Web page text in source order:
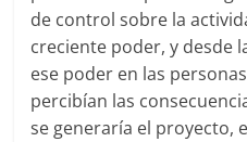
de control sobre la
creciente poder, y desde
ese poder en las
percibían las
se generaría el proyecto,